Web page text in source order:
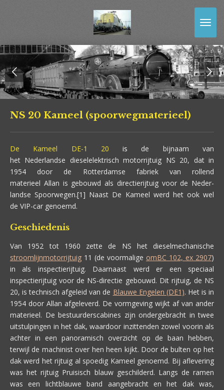
de
hoofdinhoud
NS 20 Kameel (spoorwegmaterieel)
De Kameel DE-1 20is de bijnaam van
het Nederlandse dieselelektrisch motorrijtuig NS 20, dat in
1954 door de Rotterdamse fabriek van rollend
materieel Allan is gebouwd als directierijtuig voor de Neder-
landse Spoorwegen.[1] Naast De Kameel werd het ook wel
de VIP-car genoemd.
Geschiedenis
Van 1952 tot 1960 zette de NS het dieselmechanische
stroomlijnmotorrijtuig 11 (de voormalige omBC 102, ex 2907)
in als inspectierijtuig. Daarnaast werd er een speciaal
inspectierijtuig voor de NS-directie gebouwd. Dit rijtuig, de NS
20, is technisch afgeleid van de Blauwe Engelen (DE1). Het is in
1954 door Allan afgeleverd. De vormgeving wijkt af van ander
materieel. De bestuurderscabines zijn ondergebracht in twee
uitstulpingen in het dak, waardoor inzittenden zowel voorin als
achter in een panoramisch overzicht op de baan hebben,
terwijl de machinist over hen heen kijkt. Door de bulten op het
dak werd het rijtuig al spoedig Kameel genoemd. Bij aflevering
was het rijtuig Pruisisch blauw geschilderd. Langs de ramen
was een lichtblauwe band aangebracht en het dak was,